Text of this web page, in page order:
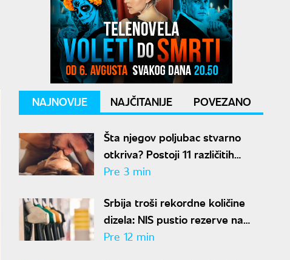
NAJNOVIJE NAJČITANIJE POVEZANO
Šta njegov poljubac stvarno
otkriva? Postoji 11 različitih
načina na koji vas ljubi
Pre 3 min
Srbija troši rekordne količine
dizela: NIS pustio rezerve na
tržište, država ima dodatnu
Pre 12 min